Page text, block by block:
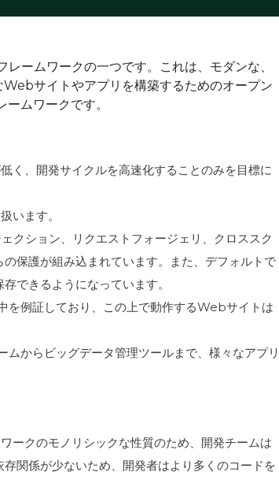
ームワークの一つです。これは、モダンな、
サイトやアプリを構築するためのオープン
ムワークです。
く、開発サイクルを高速化することのみを目標に
います。
クション、リクエストフォージェリ、クロススク
保護が組み込まれています。また、デフォルトで
できるようになっています。
例証しており、この上で動作するWebサイトは
からビッグデータ管理ツールまで、様々なアプリ
ークのモノリシックな性質のため、開発チームは
関係が少ないため、開発者はより多くのコードを